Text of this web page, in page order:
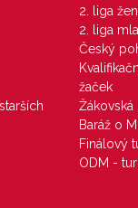
2. liga
2. liga
Český
žaček
Žákovská
Baráž o
Finálový
ODM -